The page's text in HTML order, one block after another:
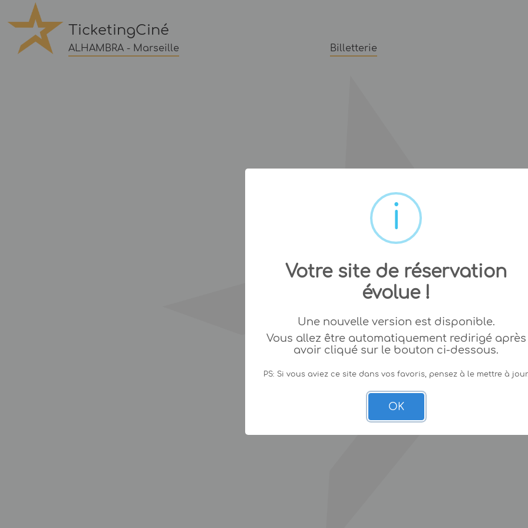
TicketingCiné
ALHAMBRA - Marseille Billetterie
Votre site de réservation
évolue !
Une nouvelle version est disponible.
Vous allez être automatiquement redirigé après
avoir cliqué sur le bouton ci-dessous.
PS: Si vous aviez ce site dans vos favoris, pensez à le mettre à
OK